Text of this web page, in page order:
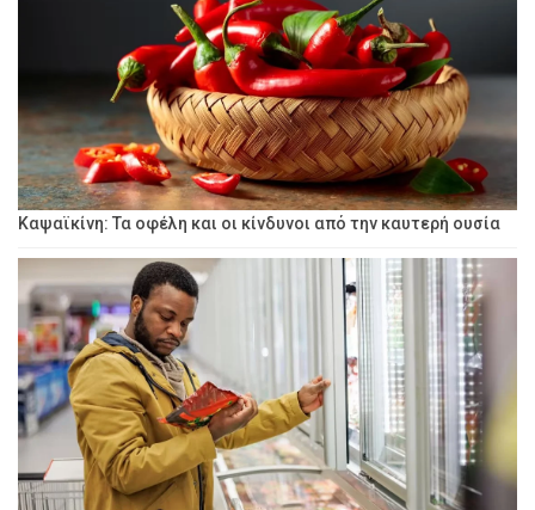
Καψαϊκίνη: Τα οφέλη και οι κίνδυνοι από την καυτερή ουσία